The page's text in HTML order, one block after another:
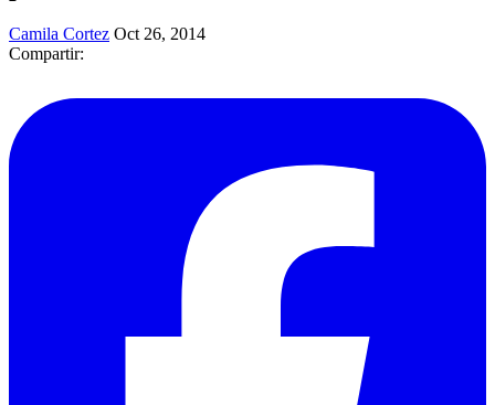
Camila Cortez Oct 26, 2014
Compartir: